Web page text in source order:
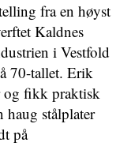
fra en høyst
Kaldnes
i Vestfold
70-tallet. Erik
og fikk praktisk
stålplater
på